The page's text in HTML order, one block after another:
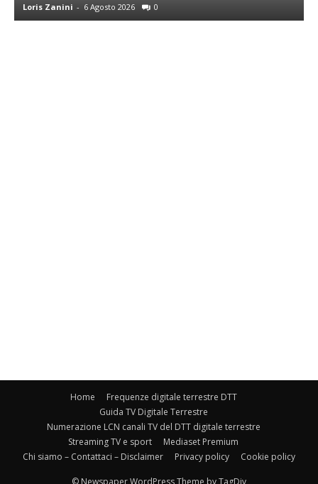
Loris Zanini - 6 Agosto 2026 0
Home
Frequenze digitale terrestre DTT
Guida TV Digitale Terrestre
Numerazione LCN canali TV del DTT digitale terrestre
Streaming TV e sport
Mediaset Premium
Chi siamo – Contattaci – Disclaimer
Privacy policy Cookie policy
© Newspaper WordPress Theme by TagDiv